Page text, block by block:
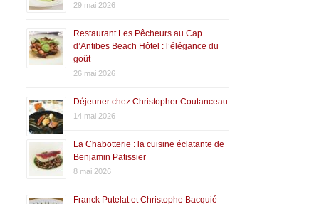
29 mai 2026
Restaurant Les Pêcheurs au Cap
d’Antibes Beach Hôtel : l’élégance du
goût
26 mai 2026
Déjeuner chez Christopher Coutanceau
14 mai 2026
La Chabotterie : la cuisine éclatante de
Benjamin Patissier
8 mai 2026
Franck Putelat et Christophe Bacquié